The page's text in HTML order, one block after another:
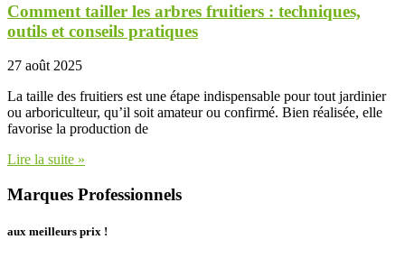
Comment tailler les arbres fruitiers : techniques,
outils et conseils pratiques
27 août 2025
La taille des fruitiers est une étape indispensable pour tout jardinier
ou arboriculteur, qu’il soit amateur ou confirmé. Bien réalisée, elle
favorise la production de
Lire la suite »
Marques Professionnels
aux meilleurs prix !